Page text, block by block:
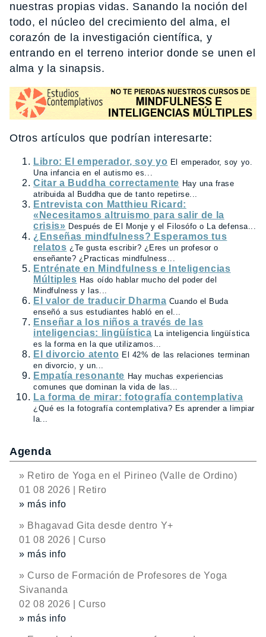
nuestras propias vidas. Sanando la noción del
todo, el núcleo del crecimiento del alma, el
corazón de la investigación científica, y
entrando en el terreno interior donde se unen el
alma y la sinapsis.
Otros artículos que podrían interesarte:
Libro: El emperador, soy yo El emperador, soy yo.
Una infancia en el autismo es...
Citar a Buddha correctamente Hay una frase
atribuida al Buddha que de tanto repetirse...
Entrevista con Matthieu Ricard:
«Necesitamos altruismo para salir de la
crisis» Después de El Monje y el Filosófo o La defensa...
¿Enseñas mindfulness? Esperamos tus
relatos ¿Te gusta escribir? ¿Eres un profesor o
enseñante? ¿Practicas mindfulness...
Entrénate en Mindfulness e Inteligencias
Múltiples Has oído hablar mucho del poder del
Mindfulness y las...
El valor de traducir Dharma Cuando el Buda
enseñó a sus estudiantes habló en el...
Enseñar a los niños a través de las
inteligencias: lingüística La inteligencia lingüística
es la forma en la que utilizamos...
El divorcio atento El 42% de las relaciones terminan
en divorcio, y un...
Empatía resonante Hay muchas experiencias
comunes que dominan la vida de las...
La forma de mirar: fotografía contemplativa
¿Qué es la fotografía contemplativa? Es aprender a limpiar
la...
Agenda
» Retiro de Yoga en el Pirineo (Valle de Ordino)
01 08 2026 | Retiro
» más info
» Bhagavad Gita desde dentro Y+
01 08 2026 | Curso
» más info
» Curso de Formación de Profesores de Yoga
Sivananda
02 08 2026 | Curso
» más info